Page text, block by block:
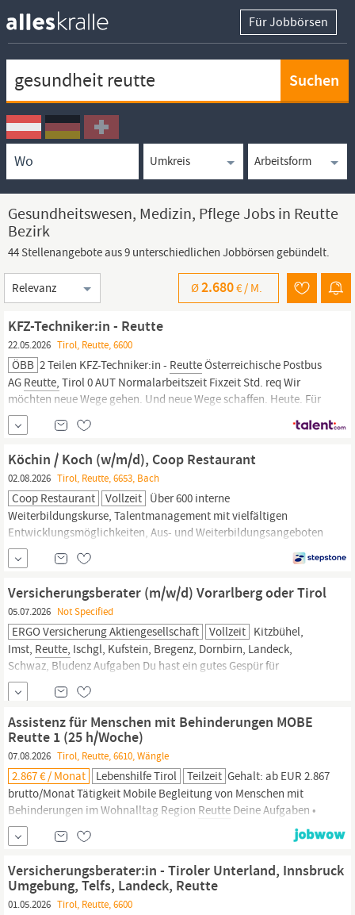
Für Jobbörsen
Ortssuche
Umkreissuche
Arbeitsform
Gesundheitswesen, Medizin, Pflege Jobs in Reutte
Bezirk
44 Stellenangebote aus 9 unterschiedlichen Jobbörsen gebündelt.
Sortierung
Ø2.680€ / M.
KFZ-Techniker:in - Reutte
22.05.2026 Tirol, Reutte, 6600
ÖBB 2 Teilen KFZ-Techniker:in - ReutteÖsterreichische Postbus
AG Reutte, Tirol 0 AUT Normalarbeitszeit Fixzeit Std. req Wir
möchten neue Wege gehen. Und neue Wege schaffen. Heute. Für
morgen. Für uns. Jetzt Teil des werden! Dein Job Du arbeitest in
einer Werkstatt, in der es um wirklich große Dinge geht: unsere
Busse. Du sorgst dafür, dass...
Köchin / Koch (w/m/d), Coop Restaurant
02.08.2026 Tirol, Reutte, 6653, Bach
Coop Restaurant Vollzeit Über 600 interne
Weiterbildungskurse, Talentmanagement mit vielfältigen
Entwicklungsmöglichkeiten, Aus- und Weiterbildungsangeboten
des L-GAV und Coop Nachhaltigkeit : Engagement für Mensch,
Tier und Natur mit über 400 Taten Kommunikation : interne App
: Update-Fitness: Fr. 200.– Rabatt
aufs Jahresabonnement, Gratis...
Versicherungsberater (m/w/d) Vorarlberg oder Tirol
05.07.2026 Not Specified
ERGO Versicherung Aktiengesellschaft Vollzeit Kitzbühel,
Imst, Reutte, Ischgl, Kufstein, Bregenz, Dornbirn, Landeck,
Schwaz, Bludenz Aufgaben Du hast ein gutes Gespür für
Menschen und Kundenberatung ist deine Leidenschaft? Dann bist
du bei uns genau richtig, denn in der ERGO kannst du deinen
Kunden die passenden Lösungen aus unserer umfassenden und
innovativen Produktpalette anbieten.
Assistenz für Menschen mit Behinderungen MOBE
Reutte 1 (25 h/Woche)
07.08.2026 Tirol, Reutte, 6610, Wängle
2.867 € / Monat Lebenshilfe Tirol Teilzeit Gehalt: ab EUR 2.867
brutto/Monat Tätigkeit Mobile Begleitung von Menschen mit
Behinderungen im Wohnalltag Region Reutte Deine Aufgaben •
Menschen mit Behinderungen in den eigenen Wohnungen zu
größtmöglicher Selbständigkeit begleiten, basierend auf ihren
nach dem Leitbild der Lebenshilfe...
Versicherungsberater:in - Tiroler Unterland, Innsbruck
Umgebung, Telfs, Landeck, Reutte
01.05.2026 Tirol, Reutte, 6600